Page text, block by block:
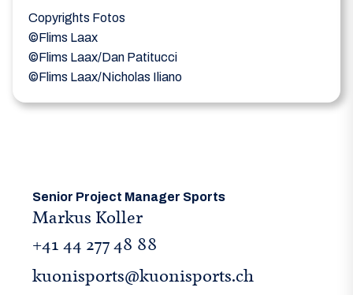
Copyrights Fotos
©Flims Laax
©Flims Laax/Dan Patitucci
©Flims Laax/Nicholas Iliano
Senior Project Manager Sports
Markus Koller
+41 44 277 48 88
kuonisports@kuonisports.ch